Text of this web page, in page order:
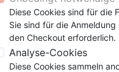
Testamente
(Religion,
Wachstum
Gemeinde
Gemeinde
Ehe
9 Jahre
12 Jahre
Latino, Folk
Soul
Konferenz
Körper
Artikel des Autors
Diese Cookies sind für die
Sie sind für die
den Checkout erforderlich.
Analyse-Cookies
Diese Cookies sammeln